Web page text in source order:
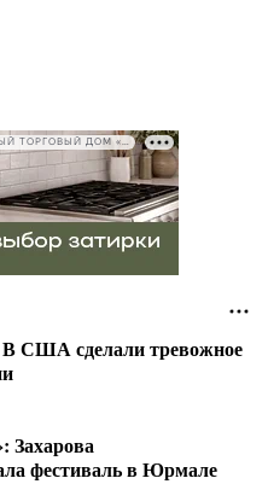
РЕКЛАМА • ООО СТРОИТЕЛЬНЫЙ ТОРГОВЫЙ ДОМ «ПЕТРОВИЧ», ИНН 7802348846
США сделали тревожное
Захарова
фестиваль в Юрмале